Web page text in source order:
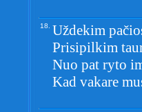
18. Uždekim
Prisipilkim
Nuo pat ryto
Kad vakare